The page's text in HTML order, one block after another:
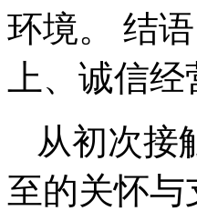
环境。 结
上、诚信
从初次接
至的关怀